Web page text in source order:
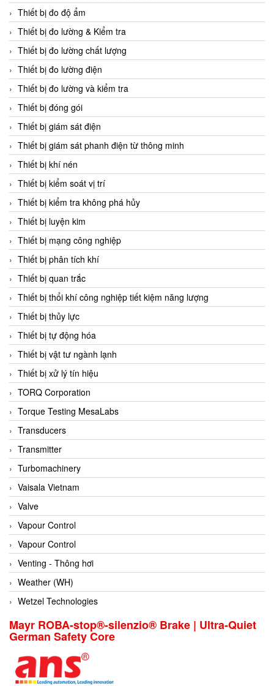
CEQUBE
CHAUVIN ARNOUX
Checkline
Chino
Chiyoda Seiki
Chiyoda-Tsusho
Chongqing Huaneng
Chromalox
ChuanYi
CIC
Clage
Clake Fololo
Clark Cooper
CMC Ventilazione
Coax Valves Inc
Codel
Cofimco
Coltraco
Comat Releco
Comax
COMETECH VietNam
COMFILE Technology
Conch
Conductix/ WAMPFLER
Contrec
Contrinex
Control Solution Minesota
Copeland
Cortem
Cosa Xentaur
Cosil
Coulton
Crouzet
Crowcon
Crutec Dust Zero Vietnam
Crydom
Thiết bị đo độ ẩm
Thiết bị đo lường & Kiểm tra
Thiết bị đo lường chất lượng
Thiết bị đo lường điện
Thiết bị đo lường và kiểm tra
Thiết bị đóng gói
Thiết bị giám sát điện
Thiết bị giám sát phanh điện từ thông minh
Thiết bị khí nén
Thiết bị kiểm soát vị trí
Thiết bị kiểm tra không phá hủy
Thiết bị luyện kim
Thiết bị mạng công nghiệp
Thiết bị phân tích khí
Thiết bị quan trắc
Thiết bị thổi khí công nghiệp tiết kiệm năng lượng
Thiết bị thủy lực
Thiết bị tự động hóa
Thiết bị vật tư ngành lạnh
Thiết bị xử lý tín hiệu
TORQ Corporation
Torque Testing MesaLabs
Transducers
Transmitter
Turbomachinery
Vaisala Vietnam
Valve
Vapour Control
Vapour Control
Venting - Thông hơi
Weather (WH)
Wetzel Technologies
Mayr ROBA-stop®-silenzio® Brake | Ultra-Quiet
German Safety Core